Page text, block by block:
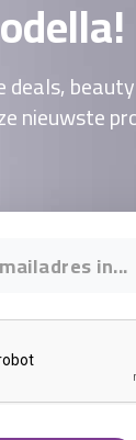
deals,
nieuwste